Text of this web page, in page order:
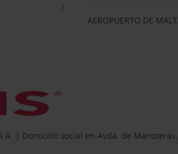
AEROPUERTO DE
S.A. | Domicilio social en Avda. de